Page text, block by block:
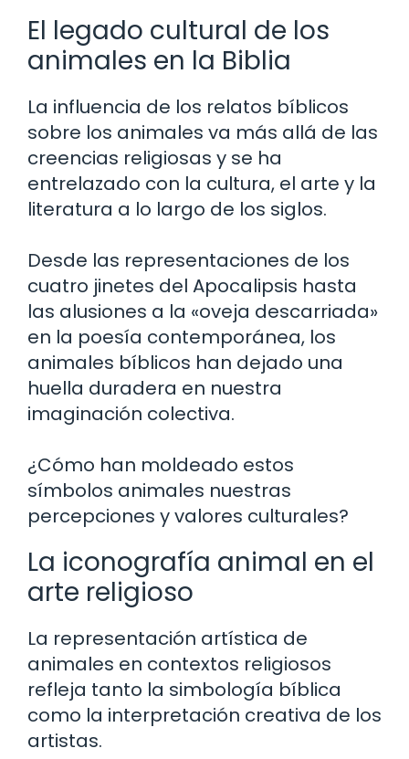
El legado cultural de los
animales en la Biblia
La influencia de los relatos bíblicos
sobre los animales va más allá de las
creencias religiosas y se ha
entrelazado con la cultura, el arte y la
literatura a lo largo de los siglos.
Desde las representaciones de los
cuatro jinetes del Apocalipsis hasta
las alusiones a la «oveja descarriada»
en la poesía contemporánea, los
animales bíblicos han dejado una
huella duradera en nuestra
imaginación colectiva.
¿Cómo han moldeado estos
símbolos animales nuestras
percepciones y valores culturales?
La iconografía animal en el
arte religioso
La representación artística de
animales en contextos religiosos
refleja tanto la simbología bíblica
como la interpretación creativa de los
artistas.